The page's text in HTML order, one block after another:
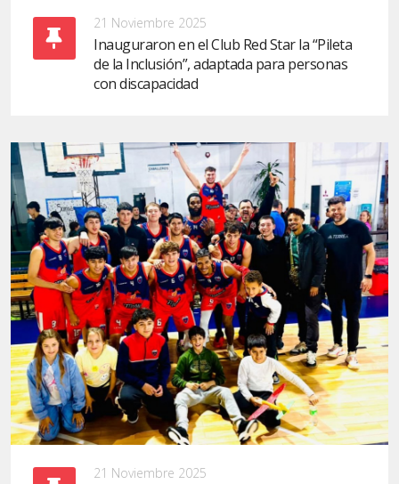
21 Noviembre 2025
Inauguraron en el Club Red Star la “Pileta
de la Inclusión”, adaptada para personas
con discapacidad
21 Noviembre 2025